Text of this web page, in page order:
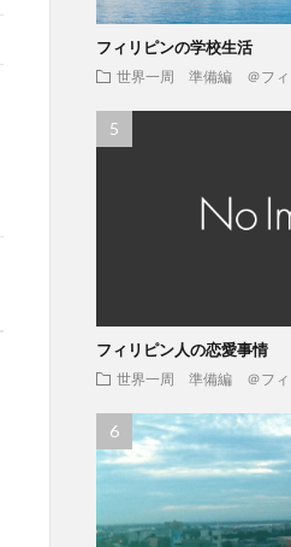
フィリピンの学校生活
世界一周 準備編 ＠フィ
フィリピン人の恋愛事情
世界一周 準備編 ＠フィ